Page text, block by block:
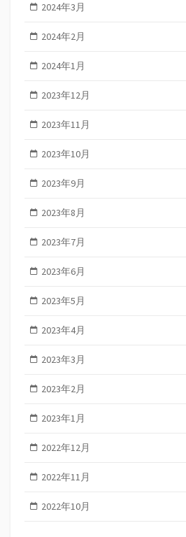
2024年3月
2024年2月
2024年1月
2023年12月
2023年11月
2023年10月
2023年9月
2023年8月
2023年7月
2023年6月
2023年5月
2023年4月
2023年3月
2023年2月
2023年1月
2022年12月
2022年11月
2022年10月